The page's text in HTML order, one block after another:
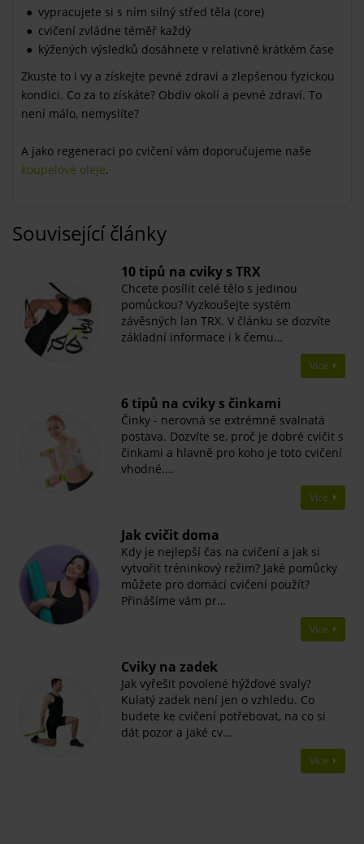
vypracujete si s ním silný střed těla (core)
cvičení zvládne téměř každý
kýžených výsledků dosáhnete v relativně krátkém čase
Zkuste to i vy a získejte pevné zdraví a zlepšenou fyzickou
kondici. Co za to získáte? Obdiv okolí a pevné zdraví. To
není málo, nemyslíte?
A jako regeneraci po cvičení vám doporučujeme naše
koupelové oleje.
Související články
10 tipů na cviky s TRX
Chcete posílit celé tělo s jedinou
pomůckou? Vyzkoušejte systém
závěsných lan TRX. V článku se dozvíte
základní informace i k čemu…
Více
​6 tipů na cviky s činkami
Činky - nerovná se extrémně svalnatá
postava. Dozvíte se, proč je dobré cvičit s
činkami a hlavně pro koho je toto cvičení
vhodné.…
Více
Jak cvičit doma
Kdy je nejlepší čas na cvičení a jak si
vytvořit tréninkový režim? Jaké pomůcky
můžete pro domácí cvičení použít?
Přinášíme vám pr…
Více
​Cviky na zadek
Jak vyřešit povolené hýžďové svaly?
Kulatý zadek není jen o vzhledu. Co
budete ke cvičení potřebovat, na co si
dát pozor a jaké cv…
Více